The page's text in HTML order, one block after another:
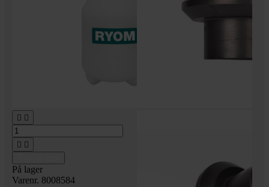
 
 
På lager
Varenr. 8008584